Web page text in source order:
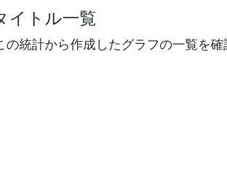
イトル一覧
の統計から作成したグラフの一覧を